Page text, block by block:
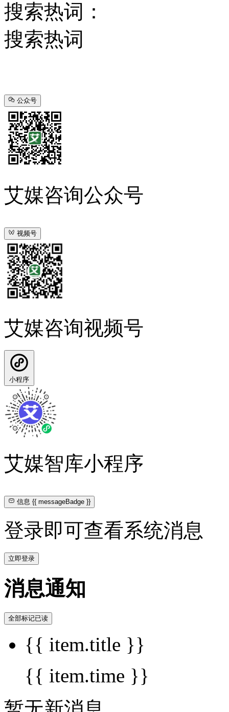
搜索热词：
搜索热词
公众号
艾媒咨询公众号
视频号
艾媒咨询视频号
小程序
艾媒智库小程序
信息{{ messageBadge }}
登录即可查看系统消息
立即登录
消息通知
全部标记已读
{{ item.title }}
{{ item.time }}